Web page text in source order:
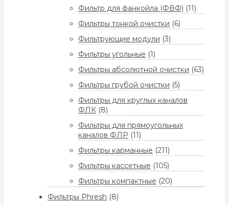
Фильтр для фанкойла (ФВФ) (11)
Фильтры тонкой очистки (6)
Фильтрующие модули (3)
Фильтры угольные (1)
Фильтры абсолютной очистки (63)
Фильтры грубой очистки (5)
Фильтры для круглых каналов
ФЛК (8)
Фильтры для прямоугольных
каналов ФЛР (11)
Фильтры карманные (211)
Фильтры кассетные (105)
Фильтры компактные (20)
Фильтры Phresh (8)